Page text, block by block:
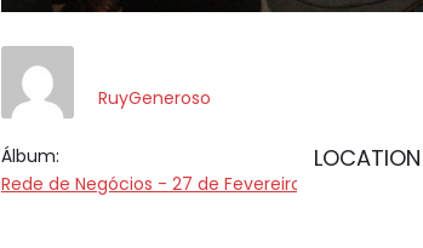
RuyGeneroso
Álbum:
Rede de Negócios - 27 de Fevereiro de 2019
LOCATION